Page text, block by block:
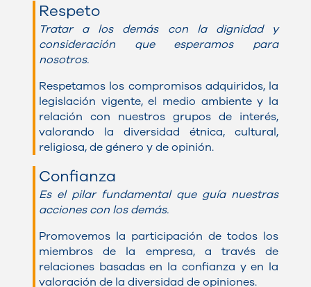
Respeto
Tratar a los demás con la dignidad y
consideración que esperamos para
nosotros.
Respetamos los compromisos adquiridos, la
legislación vigente, el medio ambiente y la
relación con nuestros grupos de interés,
valorando la diversidad étnica, cultural,
religiosa, de género y de opinión.
Confianza
Es el pilar fundamental que guía nuestras
acciones con los demás.
Promovemos la participación de todos los
miembros de la empresa, a través de
relaciones basadas en la confianza y en la
valoración de la diversidad de opiniones.